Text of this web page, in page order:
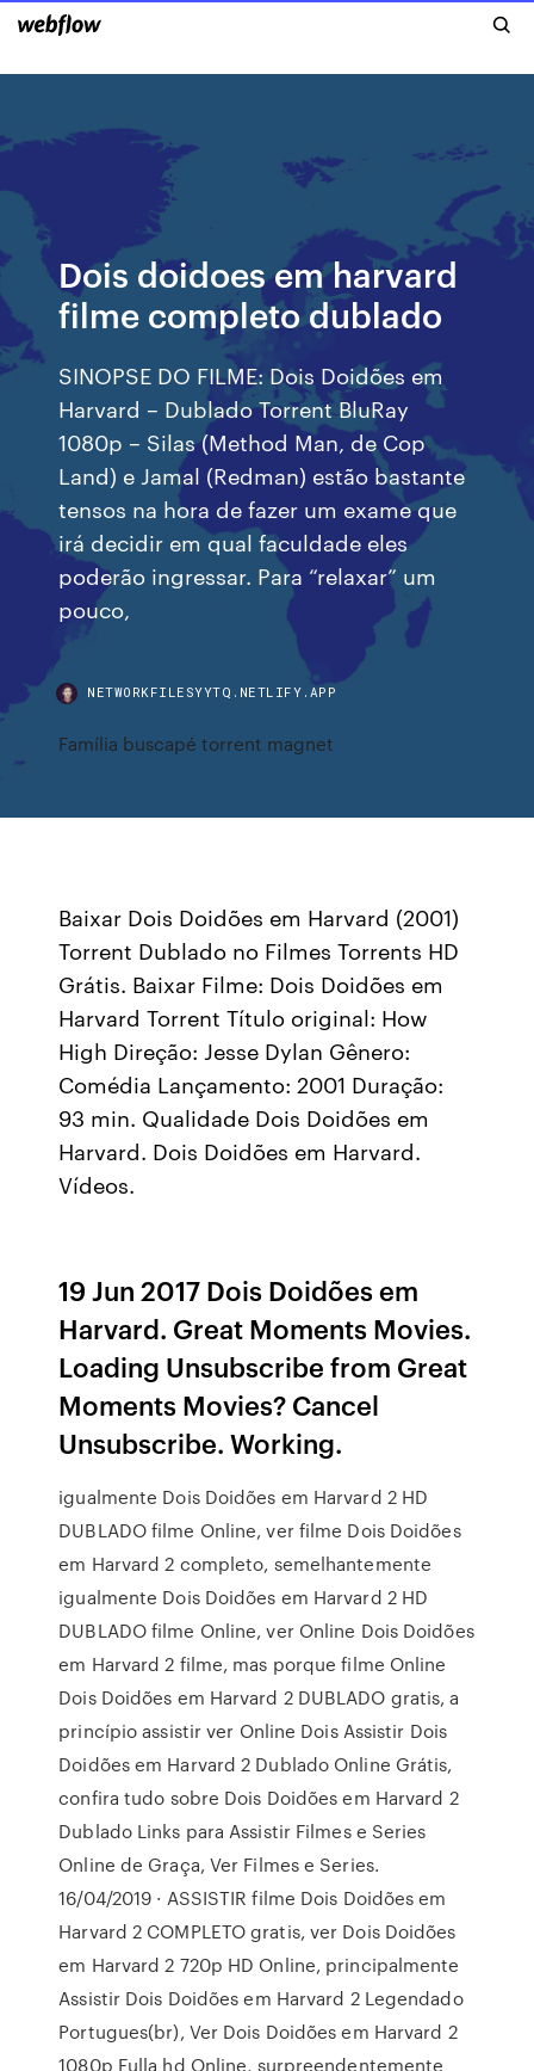
Dois doidoes em harvard
filme completo dublado
SINOPSE DO FILME: Dois Doidões em
Harvard – Dublado Torrent BluRay
1080p – Silas (Method Man, de Cop
Land) e Jamal (Redman) estão bastante
tensos na hora de fazer um exame que
irá decidir em qual faculdade eles
poderão ingressar. Para “relaxar” um
pouco,
NETWORKFILESYYTQ.NETLIFY.APP
Família buscapé torrent magnet
Baixar Dois Doidões em Harvard (2001)
Torrent Dublado no Filmes Torrents HD
Grátis. Baixar Filme: Dois Doidões em
Harvard Torrent Título original: How
High Direção: Jesse Dylan Gênero:
Comédia Lançamento: 2001 Duração:
93 min. Qualidade Dois Doidões em
Harvard. Dois Doidões em Harvard.
Vídeos.
19 Jun 2017 Dois Doidões em
Harvard. Great Moments Movies.
Loading Unsubscribe from Great
Moments Movies? Cancel
Unsubscribe. Working.
igualmente Dois Doidões em Harvard 2 HD
DUBLADO filme Online, ver filme Dois Doidões
em Harvard 2 completo, semelhantemente
igualmente Dois Doidões em Harvard 2 HD
DUBLADO filme Online, ver Online Dois Doidões
em Harvard 2 filme, mas porque filme Online
Dois Doidões em Harvard 2 DUBLADO gratis, a
princípio assistir ver Online Dois Assistir Dois
Doidões em Harvard 2 Dublado Online Grátis,
confira tudo sobre Dois Doidões em Harvard 2
Dublado Links para Assistir Filmes e Series
Online de Graça, Ver Filmes e Series.
16/04/2019 · ASSISTIR filme Dois Doidões em
Harvard 2 COMPLETO gratis, ver Dois Doidões
em Harvard 2 720p HD Online, principalmente
Assistir Dois Doidões em Harvard 2 Legendado
Portugues(br), Ver Dois Doidões em Harvard 2
1080p Fulla hd Online, surpreendentemente